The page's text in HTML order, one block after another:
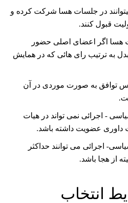
ﺩﺭ ﺟﻠﺴﺎﺕ ﻫﺴﺎ ﺷﺮﮐﺖ ﮐﺮﺩﻩ ﻭ
ﻗﺒﻮﻝ ﮐﻨﻨﺪ.
ﺍﮔﺮ ﺍﻋﻀﺎی ﺍﺻﻠﯽ ﺣﻀﻮﺭ
ﺑﻪ ﺗﺮﺗﻴﺐ ﺭﺍی ﻫﺎﺋﯽ ﮐﻪ ﺩﺭ ﻫﻤﺎﻳﺶ
ﺑﻪ ﺻﻮﺭﺕ ﻣﻮﺭﺩی ﺩﺭ ﺁﻥ
- اجرائی نمی تواند در هیات
داوری عضویت داشته باشد.
اجرائی می توانند حداکثر
از هجا باشد.
ﺍﻧﺘﺨﺎﺏ